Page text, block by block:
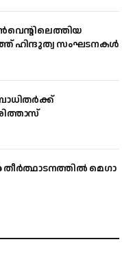
ഹിന്ദുത്വ സംഘടനകൾ
തീർത്ഥാടനത്തിൽ മെഗാ